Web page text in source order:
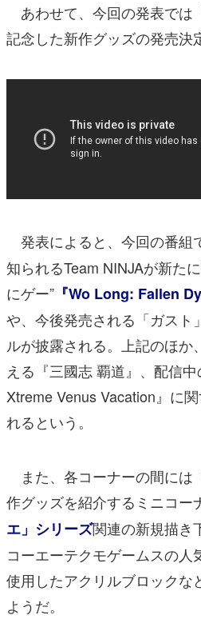
あわせて、今回の発表では
記念した新作グッズの発売決
発表によると、今回の番組
知られるTeam NINJAが新た
にゲー” 『Wo Long: Fallen
や、今後発売される「ガスト
ルが披露される。上記のほか
える『三國志 覇道』、配信
Xtreme Venus Vacation』に
れるという。
また、各コーナーの間には
作グッズを紹介するミニコー
エ」シリーズ関連の新規描き
コーエーテクモゲームスの人
使用したアクリルブロックな
ようだ。